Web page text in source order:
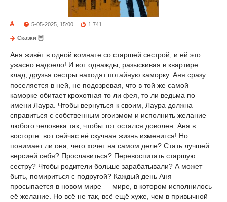
5-05-2025, 15:00 1 741
Сказки 🦉
Аня живёт в одной комнате со старшей сестрой, и ей это
ужасно надоело! И вот однажды, разыскивая в квартире
клад, друзья сестры находят потайную каморку. Аня сразу
поселяется в ней, не подозревая, что в той же самой
каморке обитает крохотная то ли фея, то ли ведьма по
имени Лаура. Чтобы вернуться к своим, Лаура должна
справиться с собственным эгоизмом и исполнить желание
любого человека так, чтобы тот остался доволен. Аня в
восторге: вот сейчас её скучная жизнь изменится! Но
понимает ли она, чего хочет на самом деле? Стать лучшей
версией себя? Прославиться? Перевоспитать старшую
сестру? Чтобы родители больше зарабатывали? А может
быть, помириться с подругой? Каждый день Аня
просыпается в новом мире — мире, в котором исполнилось
её желание. Но всё не так, всё ещё хуже, чем в привычной